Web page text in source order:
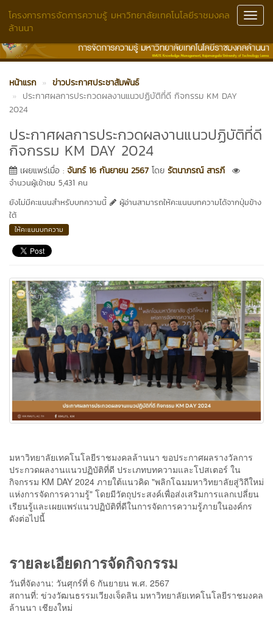
โครงการการจัดการความรู้ มหาวิทยาลัยเทคโนโลยีราชมงคล
ล้านนา
หน้าแรก
ข่าวประกาศประชาสัมพันธ์
ประกาศผลการประกวดผลงานแนวปฏิบัติที่ดี กิจกรรม KM DAY
2024
ประกาศผลการประกวดผลงานแนวปฏิบัติที่ดี
กิจกรรม KM DAY 2024
เผยแพร่เมื่อ : จันทร์ 16 กันยายน 2567 โดย รัตนาภรณ์ สารภี
จำนวนผู้เข้าชม 5,431 คน
ยังไม่มีคะแนนสำหรับบทความนี้
ผู้อ่านสามารถให้คะแนนบทความได้จากปุ่มข้าง
ใต้
ให้คะแนนบทความ
มหาวิทยาลัยเทคโนโลยีราชมงคลล้านนา ขอประกาศผลรางวัลการ
ประกวดผลงานแนวปฏิบัติที่ดี ประเภทบทความและโปสเตอร์ ใน
กิจกรรม KM DAY 2024 ภายใต้แนวคิด "พลิกโฉมมหาวิทยาลัยสู่วิถีใหม่
แห่งการจัดการความรู้" โดยมีวัตถุประสงค์เพื่อส่งเสริมการแลกเปลี่ยน
เรียนรู้และเผยแพร่แนวปฏิบัติที่ดีในการจัดการความรู้ภายในองค์กร
ดังต่อไปนี้
รายละเอียดการจัดกิจกรรม
วันที่จัดงาน: วันศุกร์ที่ 6 กันยายน พ.ศ. 2567
สถานที่: ข่วงวัฒนธรรมเวียงเจ็ดลิน มหาวิทยาลัยเทคโนโลยีราชมงคล
ล้านนา เชียงใหม่